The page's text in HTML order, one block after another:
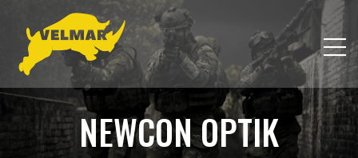
NEWCON OPTIK